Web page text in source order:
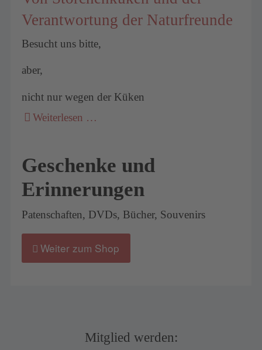
Verantwortung der Naturfreunde
Besucht uns bitte,
aber,
nicht nur wegen der Küken
Weiterlesen …
Geschenke und
Erinnerungen
Patenschaften, DVDs, Bücher, Souvenirs
Weiter zum Shop
Mitglied werden: